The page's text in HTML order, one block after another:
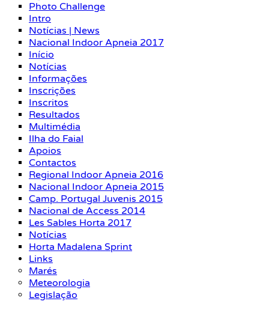
Photo Challenge
Intro
Notícias | News
Nacional Indoor Apneia 2017
Início
Notícias
Informações
Inscrições
Inscritos
Resultados
Multimédia
Ilha do Faial
Apoios
Contactos
Regional Indoor Apneia 2016
Nacional Indoor Apneia 2015
Camp. Portugal Juvenis 2015
Nacional de Access 2014
Les Sables Horta 2017
Notícias
Horta Madalena Sprint
Links
Marés
Meteorologia
Legislação